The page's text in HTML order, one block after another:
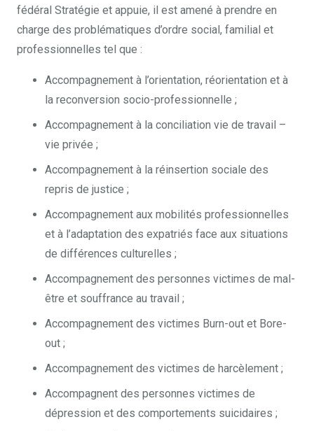
fédéral Stratégie et appuie, il est amené à prendre en
charge des problématiques d’ordre social, familial et
professionnelles tel que :
Accompagnement à l’orientation, réorientation et à
la reconversion socio-professionnelle ;
Accompagnement à la conciliation vie de travail –
vie privée ;
Accompagnement à la réinsertion sociale des
repris de justice ;
Accompagnement aux mobilités professionnelles
et à l’adaptation des expatriés face aux situations
de différences culturelles ;
Accompagnement des personnes victimes de mal-
être et souffrance au travail ;
Accompagnement des victimes Burn-out et Bore-
out ;
Accompagnement des victimes de harcèlement ;
Accompagnent des personnes victimes de
dépression et des comportements suicidaires ;